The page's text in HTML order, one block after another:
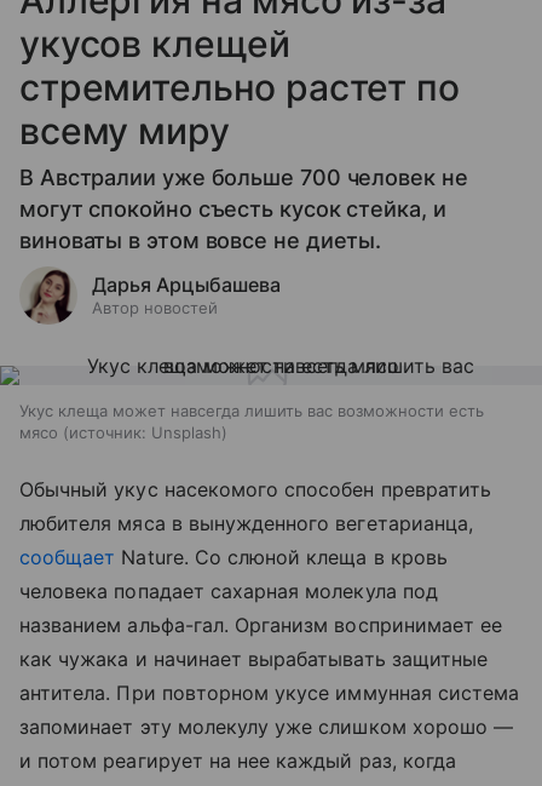
укусов клещей
стремительно растет по
всему миру
В Австралии уже больше 700 человек не
могут спокойно съесть кусок стейка, и
виноваты в этом вовсе не диеты.
Дарья Арцыбашева
Автор новостей
Укус клеща может навсегда лишить вас возможности есть
мясо
источник: Unsplash
Обычный укус насекомого способен превратить
любителя мяса в вынужденного вегетарианца,
сообщает Nature. Со слюной клеща в кровь
человека попадает сахарная молекула под
названием альфа-гал. Организм воспринимает ее
как чужака и начинает вырабатывать защитные
антитела. При повторном укусе иммунная система
запоминает эту молекулу уже слишком хорошо —
и потом реагирует на нее каждый раз, когда